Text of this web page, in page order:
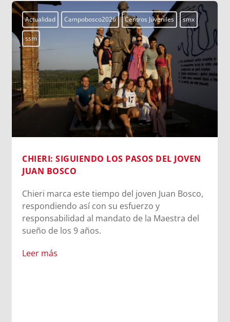
Actualidad Campobosco2026 Centros Juveniles smx
EN EL COLLE DON BOSCO: UN DÍA PARA
CONECTAR CON LAS RAÍCES SALESIANAS
El Campobosco 2026 vive una jornada
emocionante en I Becchi, donde los jóvenes
participantes tuvieron la oportunidad de
recorrer los lugares que marcaron la infancia
hasta el lugar del sueño de los 9 años, los